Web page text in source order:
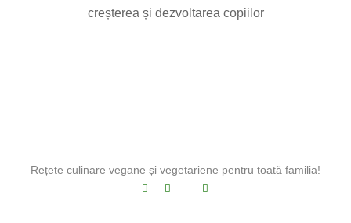
creșterea și dezvoltarea copiilor
Rețete culinare vegane și vegetariene pentru toată familia!